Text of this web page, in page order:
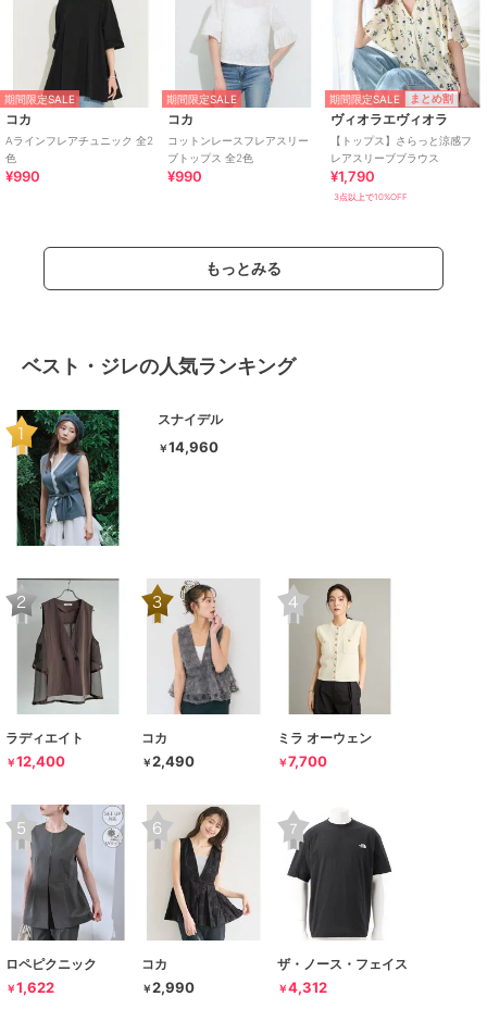
期間限定SALE
コカ
Aラインフレアチュニック 全2
色
¥990
期間限定SALE
コカ
コットンレースフレアスリー
ブトップス 全2色
¥990
期間限定SALE まとめ割
ヴィオラエヴィオラ
【トップス】さらっと涼感フ
レアスリーブブラウス
¥1,790
3点以上で10%OFF
もっとみる
ベスト・ジレの人気ランキング
スナイデル
￥14,960
ラディエイト
￥12,400
コカ
￥2,490
ミラ オーウェン
￥7,700
ロペピクニック
￥1,622
コカ
￥2,990
ザ・ノース・フェイス
￥4,312